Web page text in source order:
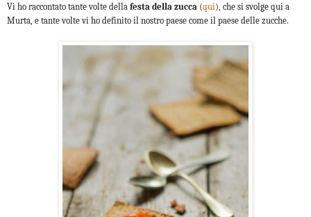
Vi ho raccontato tante volte della festa della zucca (qui), che si svolge qui a
Murta, e tante volte vi ho definito il nostro paese come il paese delle zucche.